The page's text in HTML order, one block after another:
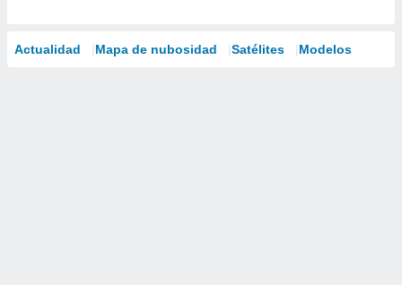
Actualidad Mapa de nubosidad Satélites Modelos